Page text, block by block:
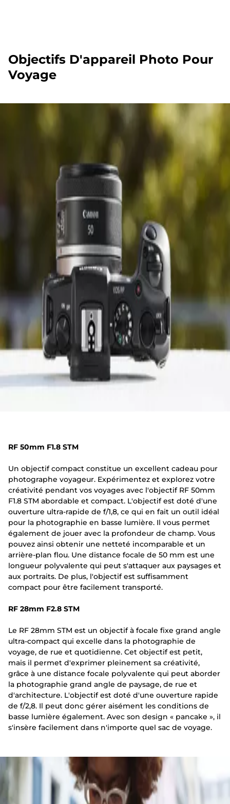
Objectifs D'appareil Photo Pour
Voyage
RF 50mm F1.8 STM
Un objectif compact constitue un excellent cadeau pour
photographe voyageur. Expérimentez et explorez votre
créativité pendant vos voyages avec l'objectif RF 50mm
F1.8 STM abordable et compact. L'objectif est doté d'une
ouverture ultra-rapide de f/1,8, ce qui en fait un outil idéal
pour la photographie en basse lumière. Il vous permet
également de jouer avec la profondeur de champ. Vous
pouvez ainsi obtenir une netteté incomparable et un
arrière-plan flou. Une distance focale de 50 mm est une
longueur polyvalente qui peut s'attaquer aux paysages et
aux portraits. De plus, l'objectif est suffisamment
compact pour être facilement transporté.
RF 28mm F2.8 STM
Le RF 28mm STM est un objectif à focale fixe grand angle
ultra-compact qui excelle dans la photographie de
voyage, de rue et quotidienne. Cet objectif est petit,
mais il permet d'exprimer pleinement sa créativité,
grâce à une distance focale polyvalente qui peut aborder
la photographie grand angle de paysage, de rue et
d'architecture. L'objectif est doté d'une ouverture rapide
de f/2,8. Il peut donc gérer aisément les conditions de
basse lumière également. Avec son design « pancake », il
s'insère facilement dans n'importe quel sac de voyage.